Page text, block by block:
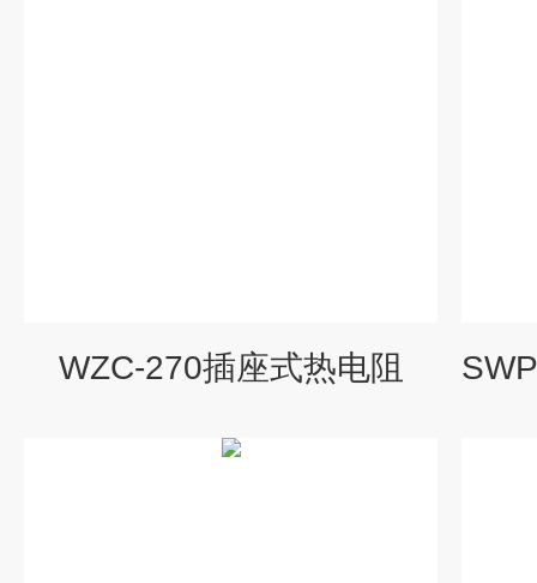
WZC-270插座式热电阻